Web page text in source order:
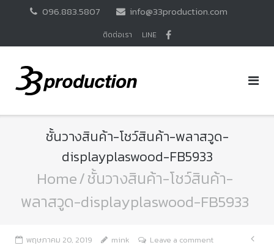
096.883.5807 info@33production.com
ติดต่อเรา LINE
ชั้นวางสินค้า-โชว์สินค้า-พลาสวูด-
displayplaswood-FB5933
Home/ชั้นวางสินค้า-โชว์สินค้า-
พลาสวูด-displayplaswood-FB5933
พฤษภาคม 20, 2019 mink Leave a comment
แน